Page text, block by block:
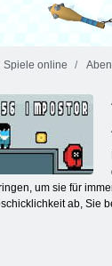
Dalgona
Spiele online
um sie für
ab, Sie